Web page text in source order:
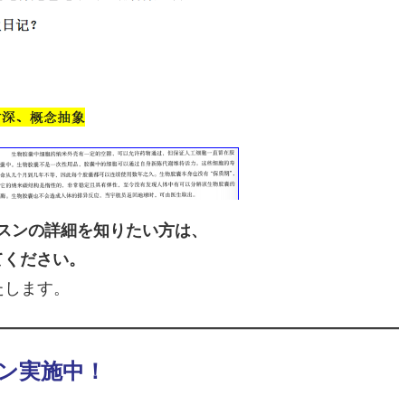
の詳細を知りたい方は、
ださい。
ます。
実施中！